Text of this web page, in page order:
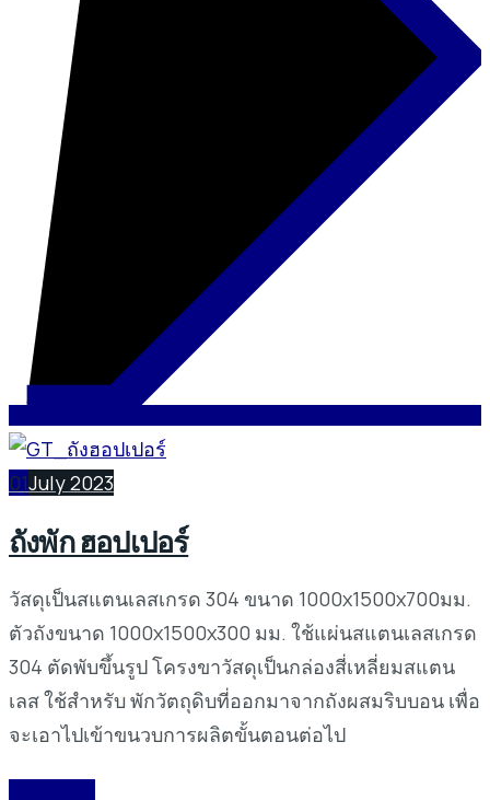
01July 2023
ถังพัก ฮอปเปอร์
วัสดุเป็นสแตนเลสเกรด 304 ขนาด 1000x1500x700มม.
ตัวถังขนาด 1000x1500x300 มม. ใช้แผ่นสแตนเลสเกรด
304 ตัดพับขึ้นรูป โครงขาวัสดุเป็นกล่องสี่เหลี่ยมสแตน
เลส ใช้สำหรับ พักวัตถุดิบที่ออกมาจากถังผสมริบบอน เพื่อ
จะเอาไปเข้าขนวบการผลิตขั้นตอนต่อไป